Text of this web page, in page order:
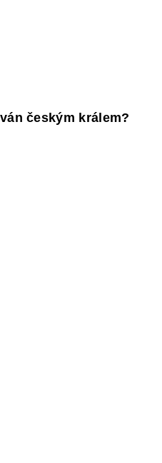
českým králem?